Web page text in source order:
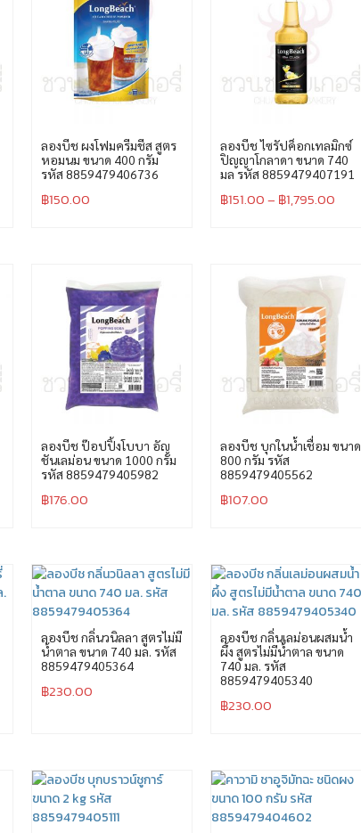
ลองบีช ผงโฟมครีมชีส สูตร
หอมนม ขนาด 400 กรัม
รหัส 8859479406736
฿150.00
ลองบีช ไซรัปค็อกเทลมิกซ์
ปิญญาโกลาดา ขนาด 740
มล รหัส 8859479407191
฿151.00– ฿1,795.00
ลองบีช ป๊อปปิ้งโบบา อัญ
ชันเลม่อน ขนาด 1000 กรัม
รหัส 8859479405982
฿176.00
ลองบีช บุกในน้ำเชื่อม ขนาด
800 กรัม รหัส
8859479405562
฿107.00
ลองบีช กลิ่นวนิลลา สูตรไม่มี
น้ำตาล ขนาด 740 มล. รหัส
8859479405364
฿230.00
ลองบีช กลิ่นเลม่อนผสมน้ำ
ผึ้ง สูตรไม่มีน้ำตาล ขนาด
740 มล. รหัส
8859479405340
฿230.00